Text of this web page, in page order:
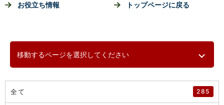
お役立ち情報 トップページに戻る
移動するページを選択してください
全て 285